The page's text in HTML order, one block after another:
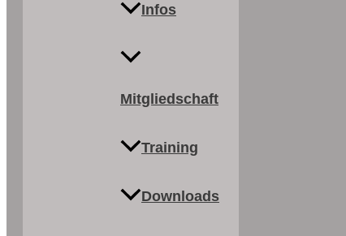
Infos
Mitgliedschaft
Training
Downloads